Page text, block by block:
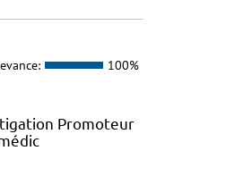
100%
Promoteur